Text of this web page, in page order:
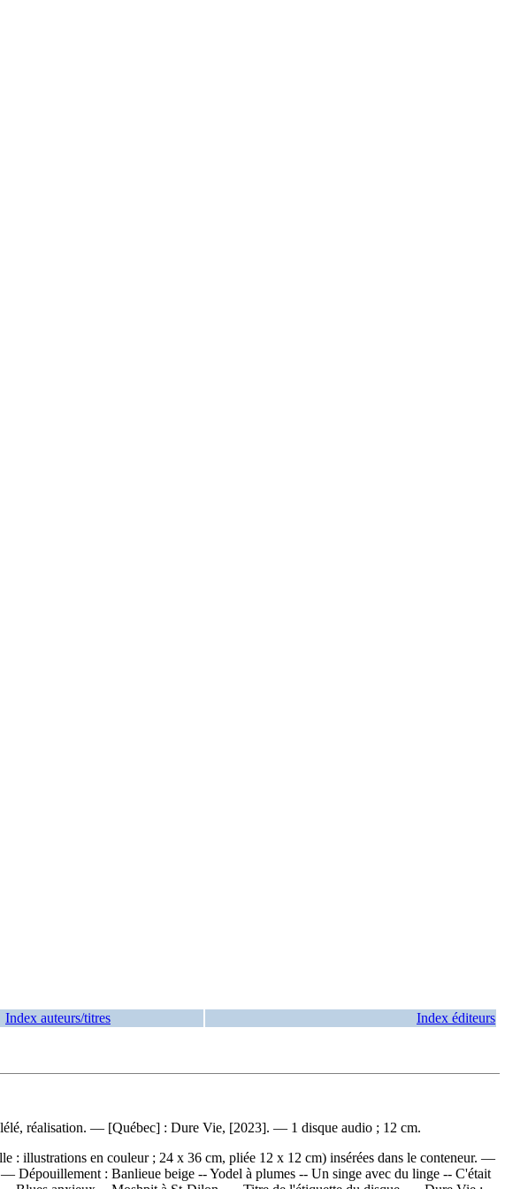
Index auteurs/titres Index éditeurs
réalisation. — [Québec] : Dure Vie, [2023]. — 1 disque audio ; 12 cm.
: illustrations en couleur ; 24 x 36 cm, pliée 12 x 12 cm) insérées dans le conteneur. —
— Dépouillement : Banlieue beige -- Yodel à plumes -- Un singe avec du linge -- C'était